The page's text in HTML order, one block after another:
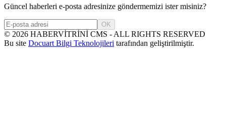
Güncel haberleri e-posta adresinize göndermemizi ister misiniz?
OK
© 2026 HABERVİTRİNİ CMS - ALL RIGHTS RESERVED
Bu site Docuart Bilgi Teknolojileri tarafından geliştirilmiştir.